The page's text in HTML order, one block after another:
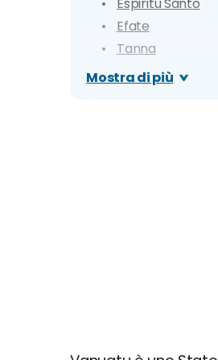
Efate
Tanna
Cosa vedere e
Mostra di più